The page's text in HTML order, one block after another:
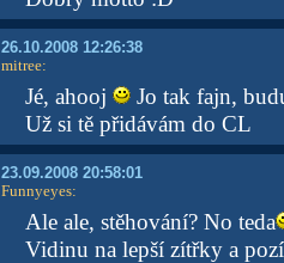
26.10.2008 12:26:38
mitree:
Jé, ahooj
Jo tak fajn,
Už si tě přidávám do CL
23.09.2008 20:58:01
Funnyeyes:
Ale ale, stěhování? No teda
Vidinu na lepší zítřky a